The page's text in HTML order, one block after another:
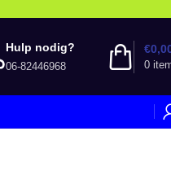
Hulp nodig?
06-82446968 0
€